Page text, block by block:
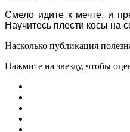
Смело идите к мечте, и
Научитесь плести косы на
Насколько публикация
Нажмите на звезду, чтобы